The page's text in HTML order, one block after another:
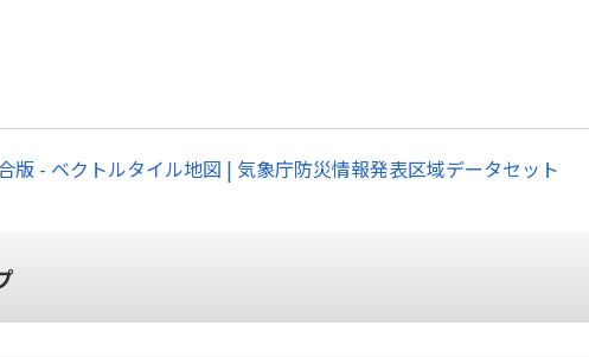
版 - ベクトルタイル地図 | 気象庁防災情報発表区域データセット